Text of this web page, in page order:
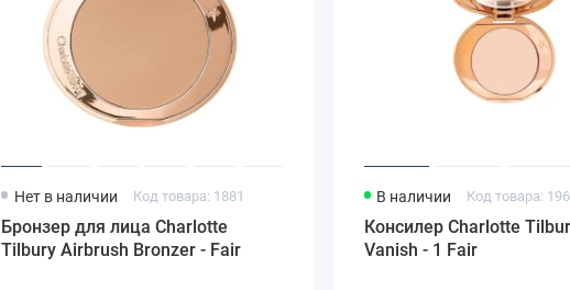
Нет в наличии Код товара: 1881
Бронзер для лица Charlotte
Tilbury Airbrush Bronzer - Fair
В наличии Код товара:
Консилер Charlotte
Vanish - 1 Fair